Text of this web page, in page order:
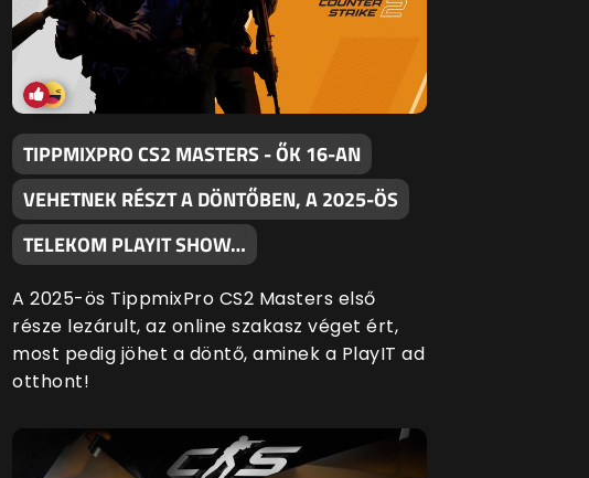
TIPPMIXPRO CS2 MASTERS - ŐK 16-AN
VEHETNEK RÉSZT A DÖNTŐBEN, A 2025-ÖS
TELEKOM PLAYIT SHOW…
A 2025-ös TippmixPro CS2 Masters első
része lezárult, az online szakasz véget ért,
most pedig jöhet a döntő, aminek a PlayIT ad
otthont!